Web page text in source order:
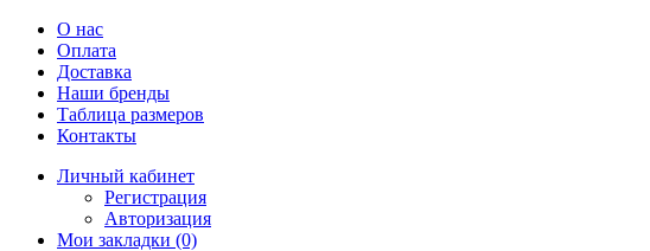
О нас
Оплата
Доставка
Наши бренды
Таблица размеров
Контакты
Личный кабинет
Регистрация
Авторизация
Мои закладки (0)